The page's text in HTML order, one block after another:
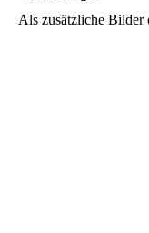
Als zusätzliche Bilder